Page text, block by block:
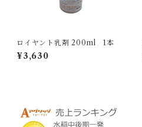
ロイヤント乳剤 200ml 1本
¥3,630